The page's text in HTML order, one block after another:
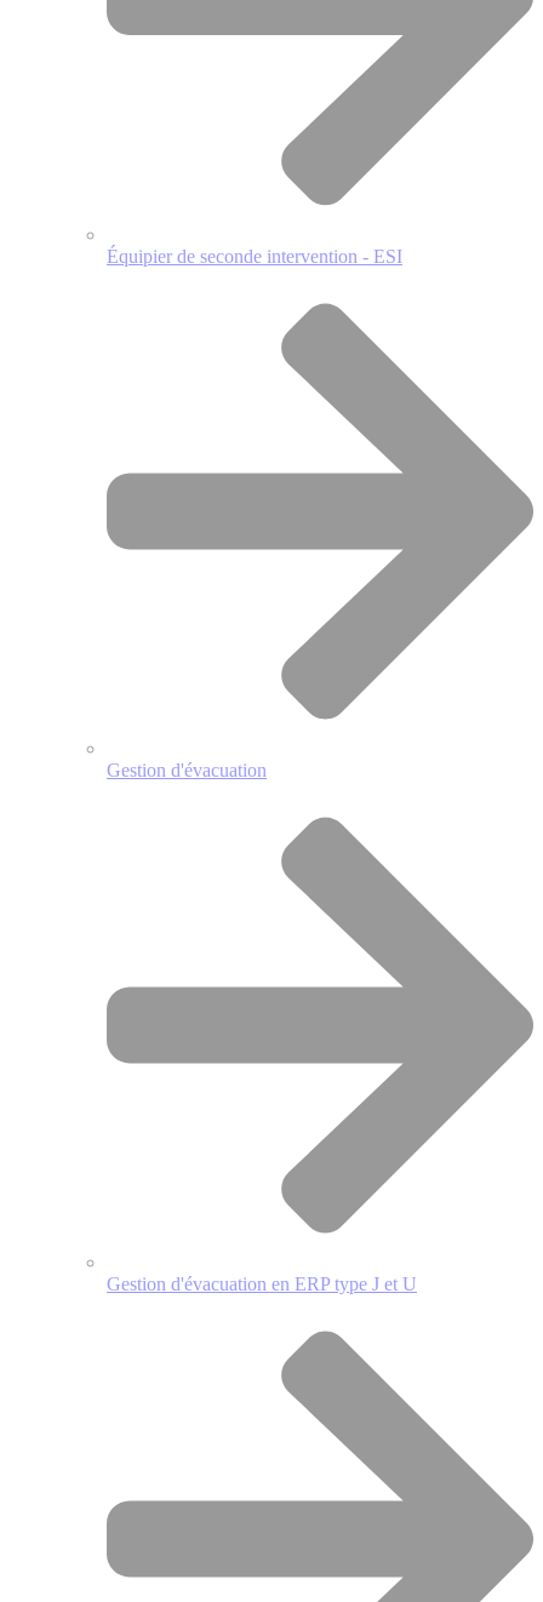
Équipier de seconde intervention - ESI
Gestion d'évacuation
Gestion d'évacuation en ERP type J et U